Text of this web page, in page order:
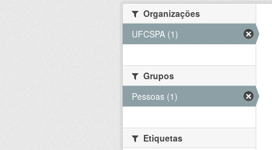
Organizações
UFCSPA (1)
Grupos
Pessoas (1)
Etiquetas